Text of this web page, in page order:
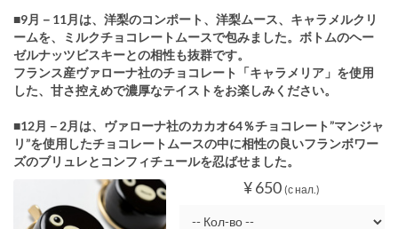
■9月－11月は、洋梨のコンポート、洋梨ムース、キャラメルクリ
ームを、ミルクチョコレートムースで包みました。ボトムのヘー
ゼルナッツビスキーとの相性も抜群です。
フランス産ヴァローナ社のチョコレート「キャラメリア」を使用
した、甘さ控えめで濃厚なテイストをお楽しみください。
■12月－2月は、ヴァローナ社のカカオ64％チョコレート”マンジャ
リ”を使用したチョコレートムースの中に相性の良いフランボワー
ズのブリュレとコンフィチュールを忍ばせました。
¥ 650 (с нал.)